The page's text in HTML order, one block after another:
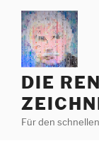
Zum
Inhalt
springen
DIE
Für den